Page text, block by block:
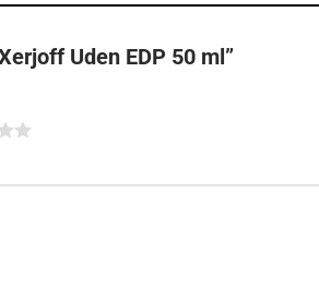
Uden EDP 50 ml”